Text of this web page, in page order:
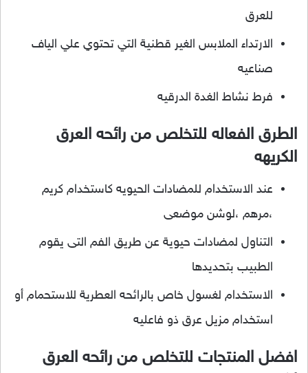
للعرق
الارتداء الملابس الغير قطنية التي تحتوي علي الياف
صناعيه
فرط نشاط الغدة الدرقيه
الطرق الفعاله للتخلص من رائحه العرق
الكريهه
عند الاستخدام للمضادات الحيويه كاستخدام كريم
،مرهم ،لوشن موضعى
التناول لمضادات حيوية عن طريق الفم التى يقوم
الطبيب بتحديدها
الاستخدام لغسول خاص بالرائحه العطرية للاستحمام أو
استخدام مزيل عرق ذو فاعليه
افضل المنتجات للتخلص من رائحه العرق